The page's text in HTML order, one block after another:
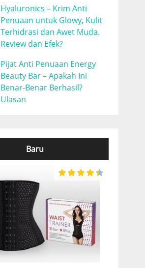
Hyaluronics – Krim Anti
Penuaan untuk Glowy, Kulit
Terhidrasi dan Awet Muda.
Review dan Efek?
Pijat Anti Penuaan Energy
Beauty Bar – Apakah Ini
Benar-Benar Berhasil?
Ulasan
Baru